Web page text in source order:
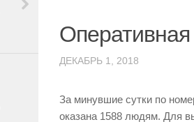
ДЕКАБРЬ 1, 2018
За минувшие сутки по
оказана 1588 людям. Для